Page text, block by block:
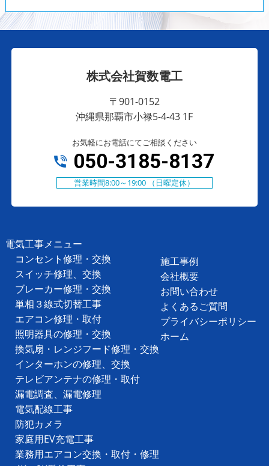
株式会社賀数電工
〒901-0152
沖縄県那覇市小禄5-4-43 1F
お気軽にお電話にてご相談ください
050-3185-8137
営業時間8:00～19:00 （日曜定休）
電気工事メニュー
コンセント修理・交換
スイッチ修理、交換
ブレーカー修理・交換
単相３線式切替工事
エアコン修理・取付
照明器具の修理・交換
換気扇・レンジフード修理・交換
インターホンの修理、交換
テレビアンテナの修理・取付
漏電調査、漏電修理
電気配線工事
防犯カメラ
家庭用EV充電工事
業務用エアコン交換・取付・修理
施工事例
会社概要
お問い合わせ
よくあるご質問
プライバシーポリシー
ホーム